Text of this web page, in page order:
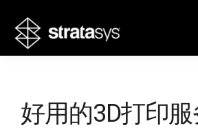
好用的3D打印